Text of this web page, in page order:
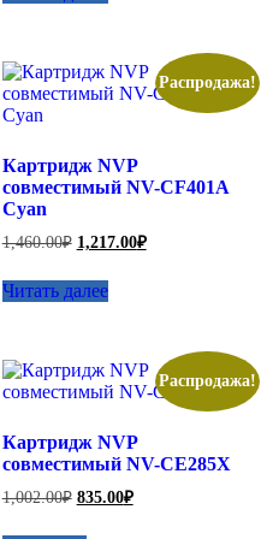
Распродажа!
Картридж NVP
совместимый NV-CF401A
Cyan
1,460.00₽ Первоначальная
составляла
1,460.00₽.
1,217.00₽Текущая
Читать далее
Распродажа!
Картридж NVP
совместимый NV-CE285X
1,002.00₽ Первоначальная
835.00₽Текущая